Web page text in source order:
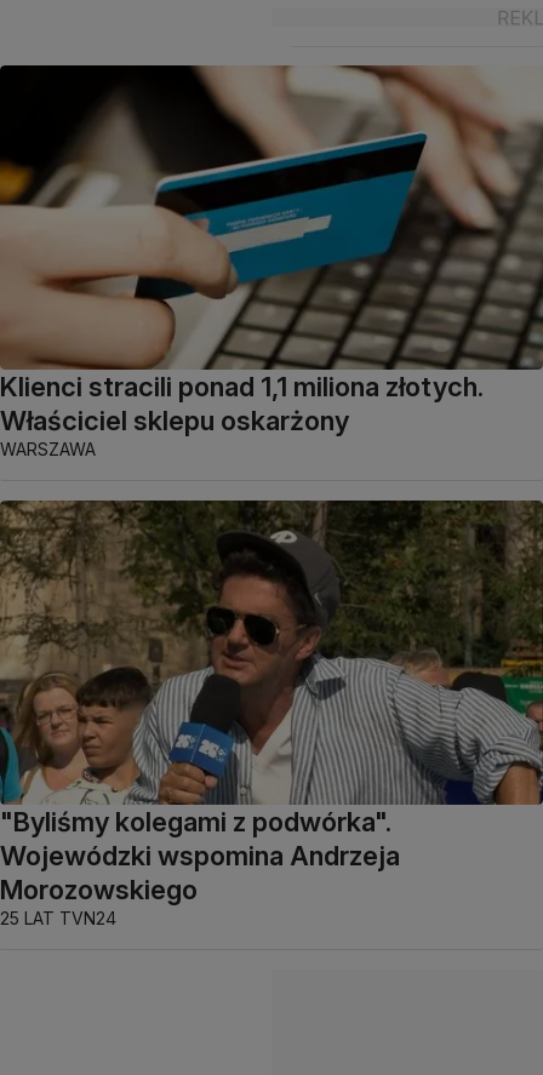
Klienci stracili ponad 1,1 miliona złotych.
Właściciel sklepu oskarżony
WARSZAWA
"Byliśmy kolegami z podwórka".
Wojewódzki wspomina Andrzeja
Morozowskiego
25 LAT TVN24